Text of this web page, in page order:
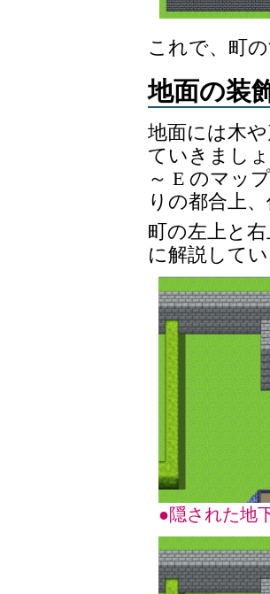
これで、町
地面の装
地面には木
ていきまし
～ E のマッ
りの都合上
町の左上と
に解説して
●隠された地